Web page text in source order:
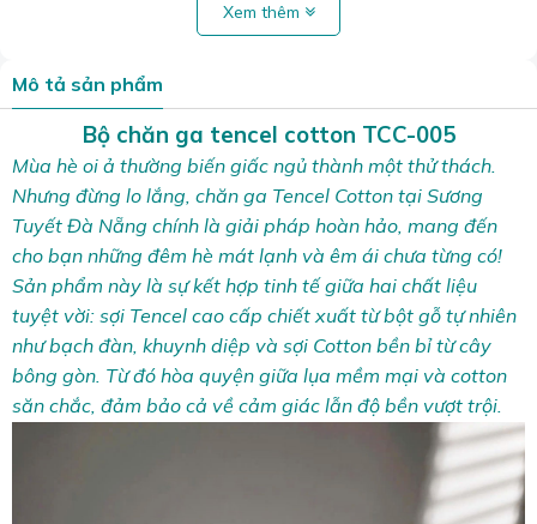
Xem thêm
Mô tả sản phẩm
Bộ chăn ga tencel cotton TCC-005
Mùa hè oi ả thường biến giấc ngủ thành một thử thách.
Nhưng đừng lo lắng, chăn ga Tencel Cotton tại Sương
Tuyết Đà Nẵng chính là giải pháp hoàn hảo, mang đến
cho bạn những đêm hè mát lạnh và êm ái chưa từng có!
Sản phẩm này là sự kết hợp tinh tế giữa hai chất liệu
tuyệt vời: sợi Tencel cao cấp chiết xuất từ bột gỗ tự nhiên
như bạch đàn, khuynh diệp và sợi Cotton bền bỉ từ cây
bông gòn. Từ đó hòa quyện giữa lụa mềm mại và cotton
săn chắc, đảm bảo cả về cảm giác lẫn độ bền vượt trội.